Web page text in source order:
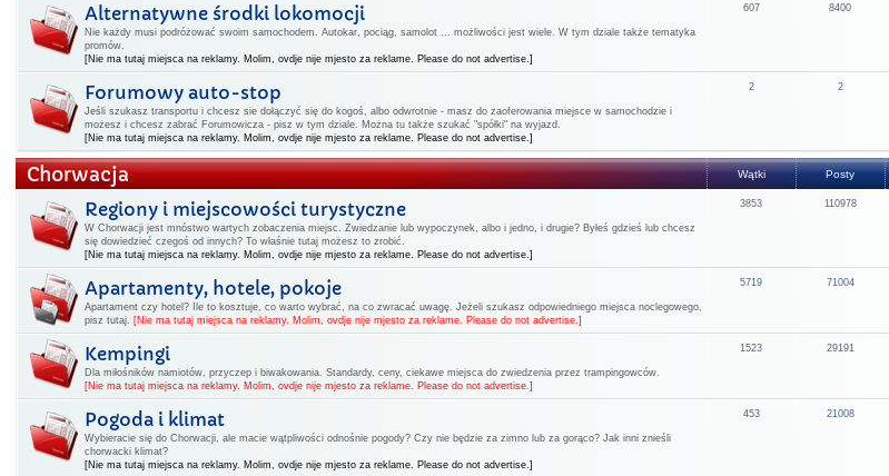
Alternatywne środki lokomocji
Nie każdy musi podróżować swoim samochodem. Autokar, pociąg, samolot ... możliwości jest wiele. W tym dziale także tematyka
promów.
[Nie ma tutaj miejsca na reklamy. Molim, ovdje nije mjesto za reklame. Please do not advertise.]
607 8400
Forumowy auto-stop
Jeśli szukasz transportu i chcesz sie dołączyć się do kogoś, albo odwrotnie - masz do zaoferowania miejsce w samochodzie i
możesz i chcesz zabrać Forumowicza - pisz w tym dziale. Można tu także szukać "spółki" na wyjazd.
[Nie ma tutaj miejsca na reklamy. Molim, ovdje nije mjesto za reklame. Please do not advertise.]
2 2
Chorwacja Wątki Posty
Regiony i miejscowości turystyczne
W Chorwacji jest mnóstwo wartych zobaczenia miejsc. Zwiedzanie lub wypoczynek, albo i jedno, i drugie? Byłeś gdzieś lub chcesz
się dowiedzieć czegoś od innych? To właśnie tutaj możesz to zrobić.
[Nie ma tutaj miejsca na reklamy. Molim, ovdje nije mjesto za reklame. Please do not advertise.]
3853 110978
Apartamenty, hotele, pokoje
Apartament czy hotel? Ile to kosztuje, co warto wybrać, na co zwracać uwagę. Jeżeli szukasz odpowiedniego miejsca noclegowego,
pisz tutaj. [Nie ma tutaj miejsca na reklamy. Molim, ovdje nije mjesto za reklame. Please do not advertise.]
5719 71004
Kempingi
Dla miłośników namiotów, przyczep i biwakowania. Standardy, ceny, ciekawe miejsca do zwiedzenia przez trampingowców.
[Nie ma tutaj miejsca na reklamy. Molim, ovdje nije mjesto za reklame. Please do not advertise.]
1523 29191
Pogoda i klimat
Wybieracie się do Chorwacji, ale macie wątpliwości odnośnie pogody? Czy nie będzie za zimno lub za gorąco? Jak inni znieśli
chorwacki klimat?
[Nie ma tutaj miejsca na reklamy. Molim, ovdje nije mjesto za reklame. Please do not advertise.]
453 21008